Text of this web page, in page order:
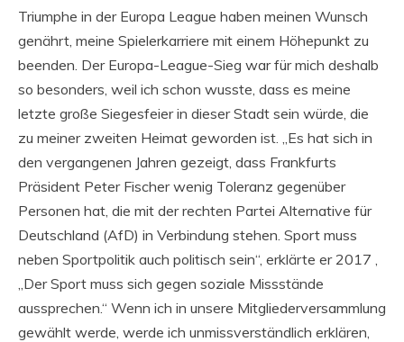
Triumphe in der Europa League haben meinen Wunsch
genährt, meine Spielerkarriere mit einem Höhepunkt zu
beenden. Der Europa-League-Sieg war für mich deshalb
so besonders, weil ich schon wusste, dass es meine
letzte große Siegesfeier in dieser Stadt sein würde, die
zu meiner zweiten Heimat geworden ist. „Es hat sich in
den vergangenen Jahren gezeigt, dass Frankfurts
Präsident Peter Fischer wenig Toleranz gegenüber
Personen hat, die mit der rechten Partei Alternative für
Deutschland (AfD) in Verbindung stehen. Sport muss
neben Sportpolitik auch politisch sein“, erklärte er 2017 ,
„Der Sport muss sich gegen soziale Missstände
aussprechen.“ Wenn ich in unsere Mitgliederversammlung
gewählt werde, werde ich unmissverständlich erklären,